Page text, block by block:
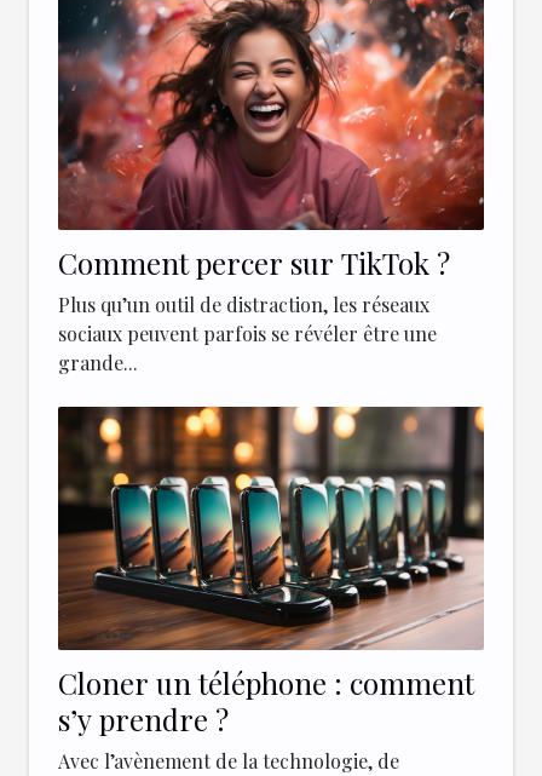
Comment percer sur TikTok ?
Plus qu’un outil de distraction, les réseaux
sociaux peuvent parfois se révéler être une
grande...
Cloner un téléphone : comment
s’y prendre ?
Avec l’avènement de la technologie, de